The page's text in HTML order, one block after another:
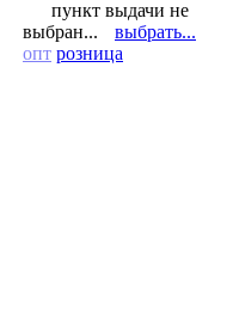
пункт выдачи не
выбран...
выбрать...
опт розница